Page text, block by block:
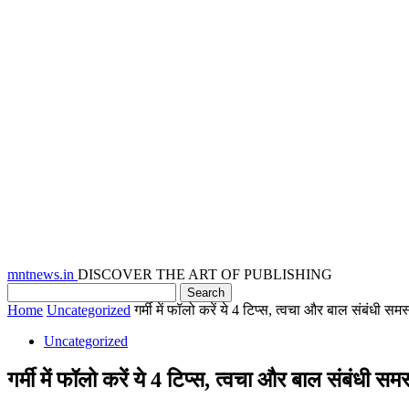
mntnews.in DISCOVER THE ART OF PUBLISHING
Home Uncategorized गर्मी में फॉलो करें ये 4 टिप्स, त्वचा और बाल संबंधी
Uncategorized
गर्मी में फॉलो करें ये 4 टिप्स, त्वचा और बाल संबंधी